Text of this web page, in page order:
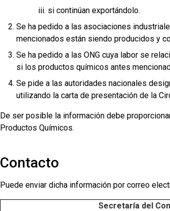
si continúan exportándolo.
Se ha pedido a las asociaciones
mencionados están siendo producidos y
Se ha pedido a las ONG cuya labor se
si los productos químicos antes
Se pide a las autoridades nacionales
utilizando la carta de presentación de la
De ser posible la información debe
Productos Químicos.
Contacto
Puede enviar dicha información por correo
Secretaría del